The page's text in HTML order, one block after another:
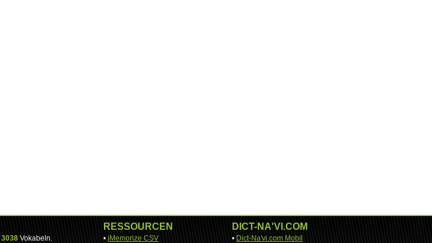
3038 Vokabeln.
RESSOURCEN
• jMemorize CSV
DICT-NA'VI.COM
• Dict-Na'vi.com Mobil